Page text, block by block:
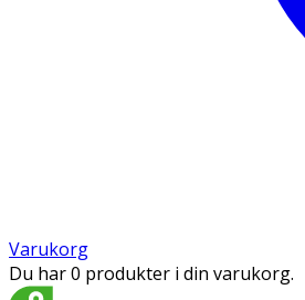
Varukorg
Du har 0 produkter i din varukorg.